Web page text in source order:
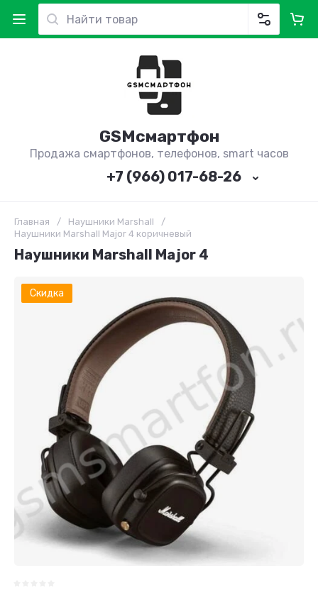
GSMсмартфон
Продажа смартфонов, телефонов, smart часов
+7 (966) 017-68-26
Главная / Наушники Marshall
/
Наушники Marshall Major 4 коричневый
Наушники Marshall Major 4
Скидка